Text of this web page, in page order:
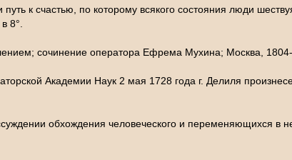
к счастью, по которому всякого состояния люди
8°.
сочинение оператора Ефрема Мухина; Москва, 1804-
Академии Наук 2 мая 1728 года г. Делиля
обхождения человеческого и переменяющихся в